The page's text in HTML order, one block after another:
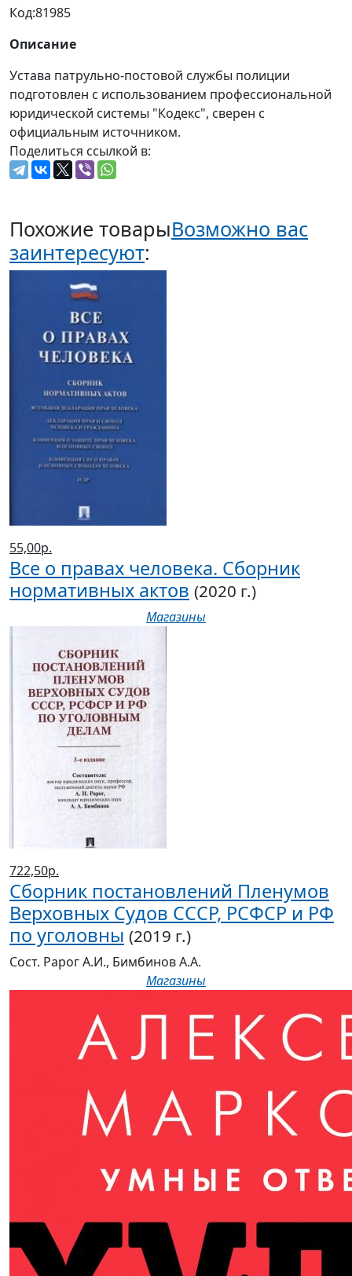
Код:81985
Описание
Устава патрульно-постовой службы полиции
подготовлен с использованием профессиональной
юридической системы "Кодекс", сверен с
официальным источником.
Поделиться ссылкой в:
Похожие товарыВозможно вас
заинтересуют:
55,00р.
Все о правах человека. Сборник
нормативных актов (2020 г.)
Магазины
722,50р.
Сборник постановлений Пленумов
Верховных Судов СССР, РСФСР и РФ
по уголовны (2019 г.)
Сост. Рарог А.И., Бимбинов А.А.
Магазины